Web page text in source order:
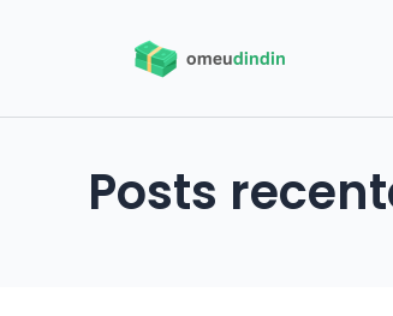
Posts